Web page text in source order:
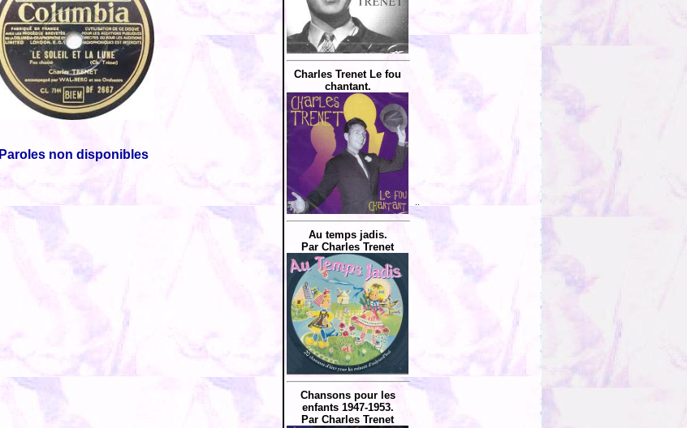
Paroles non disponibles
Charles Trenet Le fou
chantant.
Au temps jadis.
Par Charles Trenet
Chansons pour les
enfants 1947-1953.
Par Charles Trenet